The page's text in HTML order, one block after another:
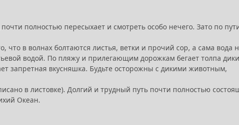
полностью пересыхает и смотреть особо нечего. Зато по
в волнах болтаются листья, ветки и прочий сор, а сама вода
водой. По пляжу и прилегающим дорожкам бегает толпа
запретная вкусняшка. Будьте осторожны с дикими животным,
в листовке). Долгий и трудный путь почти полностью
Океан.